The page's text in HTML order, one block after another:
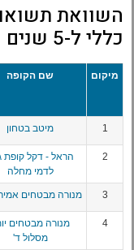
השוואת
כללי ל-5 שנים
מיקום שם הקופה
1 מיטב בטחון
2
הראל - דקל קופת
לדמי מחלה
3 מנורה מבטחים אמיר
4
מנורה מבטחים
מסלול ד'